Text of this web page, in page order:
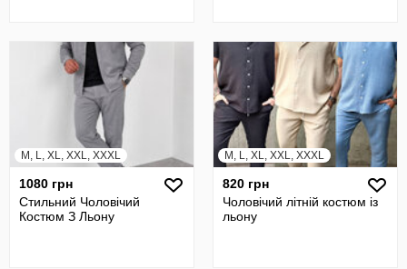
M, L, XL, XXL, XXXL
1080 грн
Стильний Чоловічий
Костюм З Льону
M, L, XL, XXL, XXXL
820 грн
Чоловічий літній костюм із
льону